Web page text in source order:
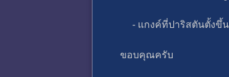
- แกงค์ที่ปาริสตันตั้งขึ้น
ขอบคุณครับ